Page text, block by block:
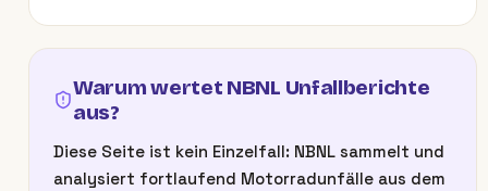
Warum wertet NBNL Unfallberichte
aus?
Diese Seite ist kein Einzelfall: NBNL sammelt und
analysiert fortlaufend Motorradunfälle aus dem